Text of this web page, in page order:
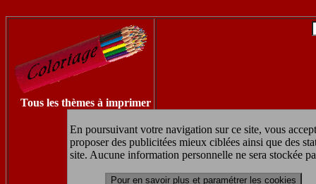
En poursuivant votre navigation sur ce site, vous
proposer des publicitées mieux ciblées ainsi que des
site. Aucune information personnelle ne sera stockée
Pour en savoir plus et paramétrer les cookies
Tous les thèmes à imprimer
Comme tous les